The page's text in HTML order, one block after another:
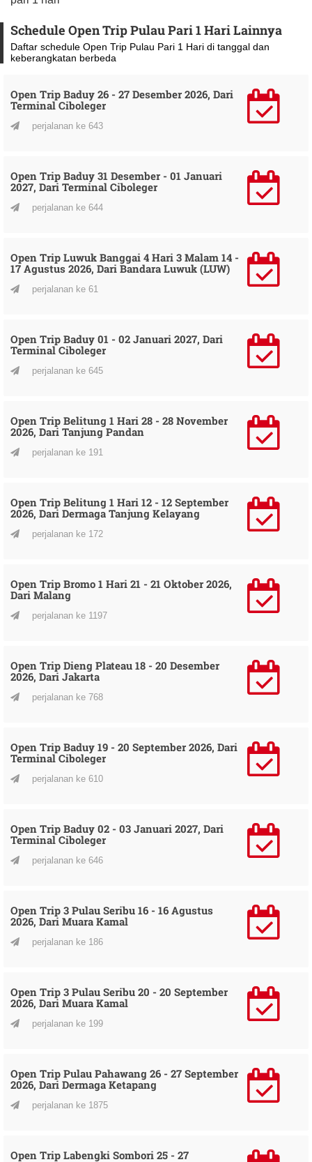
Schedule Open Trip Pulau Pari 1 Hari Lainnya
Daftar schedule Open Trip Pulau Pari 1 Hari di tanggal dan
keberangkatan berbeda
Open Trip Baduy 26 - 27 Desember 2026, Dari
Terminal Ciboleger
perjalanan ke 643
Open Trip Baduy 31 Desember - 01 Januari
2027, Dari Terminal Ciboleger
perjalanan ke 644
Open Trip Luwuk Banggai 4 Hari 3 Malam 14 -
17 Agustus 2026, Dari Bandara Luwuk (LUW)
perjalanan ke 61
Open Trip Baduy 01 - 02 Januari 2027, Dari
Terminal Ciboleger
perjalanan ke 645
Open Trip Belitung 1 Hari 28 - 28 November
2026, Dari Tanjung Pandan
perjalanan ke 191
Open Trip Belitung 1 Hari 12 - 12 September
2026, Dari Dermaga Tanjung Kelayang
perjalanan ke 172
Open Trip Bromo 1 Hari 21 - 21 Oktober 2026,
Dari Malang
perjalanan ke 1197
Open Trip Dieng Plateau 18 - 20 Desember
2026, Dari Jakarta
perjalanan ke 768
Open Trip Baduy 19 - 20 September 2026, Dari
Terminal Ciboleger
perjalanan ke 610
Open Trip Baduy 02 - 03 Januari 2027, Dari
Terminal Ciboleger
perjalanan ke 646
Open Trip 3 Pulau Seribu 16 - 16 Agustus
2026, Dari Muara Kamal
perjalanan ke 186
Open Trip 3 Pulau Seribu 20 - 20 September
2026, Dari Muara Kamal
perjalanan ke 199
Open Trip Pulau Pahawang 26 - 27 September
2026, Dari Dermaga Ketapang
perjalanan ke 1875
Open Trip Labengki Sombori 25 - 27